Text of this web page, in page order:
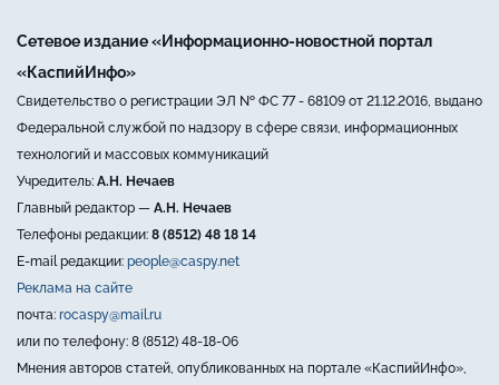
Сетевое издание «Информационно-новостной портал
«КаспийИнфо»
Свидетельство о регистрации ЭЛ № ФС 77 - 68109 от 21.12.2016, выдано
Федеральной службой по надзору в сфере связи, информационных
технологий и массовых коммуникаций
Учредитель: А.Н. Нечаев
Главный редактор — А.Н. Нечаев
Телефоны редакции: 8 (8512) 48 18 14
E-mail редакции: people@caspy.net
Реклама на сайте
почта: rocaspy@mail.ru
или по телефону: 8 (8512) 48-18-06
Мнения авторов статей, опубликованных на портале «КаспийИнфо»,